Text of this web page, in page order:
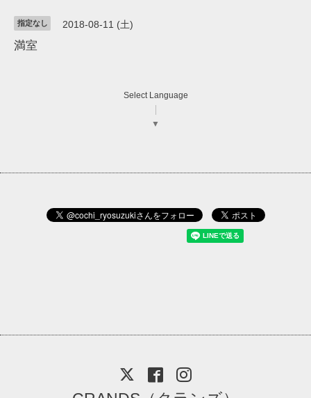
指定なし 2018-08-11 (土)
満室
Select Language
▼